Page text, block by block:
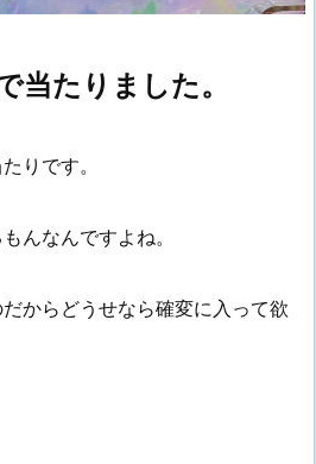
当たりました。
りです。
んなんですよね。
からどうせなら確変に入って欲